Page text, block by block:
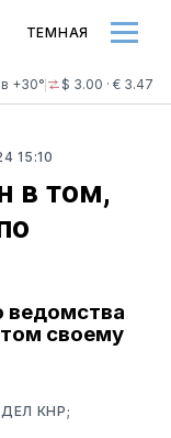
+30° $ 3.00 · € 3.47
ТЕМНАЯ
15:10
в том,
ведомства
своему
КНР;